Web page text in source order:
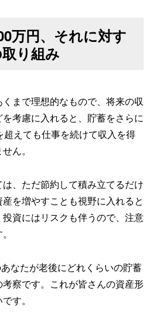
万円、それに対す
り組み
まで理想的なもので、将来の収
考慮に入れると、貯蓄をさらに
えても仕事を続けて収入を得
ん。
、ただ節約して積み立てるだけ
を増やすことも視野に入れると
資にはリスクも伴うので、注意
なたが老後にどれくらいの貯蓄
察です。これが皆さんの資産形
す。